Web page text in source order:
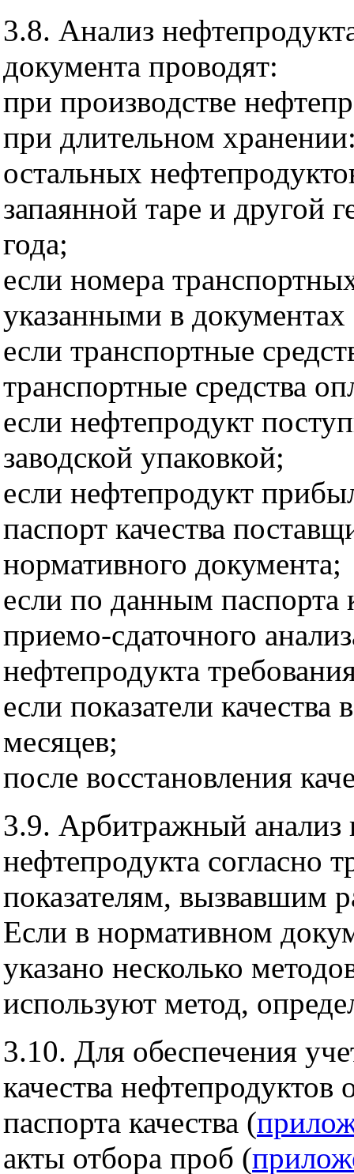
3.8. Анализ
документа проводят:
при производстве
при длительном
остальных
запаянной таре и другой
года;
если номера
указанными в документах
если транспортные
транспортные средства
если нефтепродукт
заводской упаковкой;
если нефтепродукт
паспорт качества
нормативного документа;
если по данным паспорта
приемо-сдаточного
нефтепродукта
если показатели
месяцев;
после восстановления
3.9. Арбитражный анализ
нефтепродукта согласно
показателям, вызвавшим
Если в нормативном
указано несколько
используют метод,
3.10. Для обеспечения
качества
паспорта качества (
акты отбора проб (